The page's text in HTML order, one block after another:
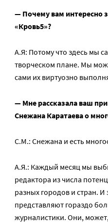
— Почему вам интересно
«Кровь5»?
А.Я: Потому что здесь мы
творческом плане. Мы
сами их виртуозно
— Мне рассказала ваш
Снежана Каратаева о
С.М.: Снежана и есть
А.Я.: Каждый месяц мы
редактора из числа
разных городов и стран.
представляют гораздо
журналистики. Они,